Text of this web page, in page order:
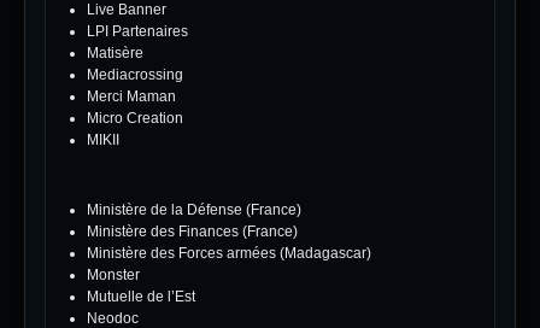
Live Banner
LPI Partenaires
Matisère
Mediacrossing
Merci Maman
Micro Creation
MIKII
Ministère de la Défense (France)
Ministère des Finances (France)
Ministère des Forces armées (Madagascar)
Monster
Mutuelle de l’Est
Neodoc